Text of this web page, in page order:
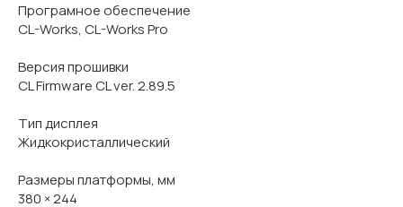
Програмное обеспечение
CL-Works, CL-Works Pro
Версия прошивки
CL Firmware CL ver. 2.89.5
Тип дисплея
Жидкокристаллический
Размеры платформы, мм
380 × 244